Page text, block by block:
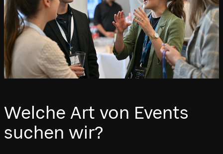
Welche Art von Events
suchen wir?